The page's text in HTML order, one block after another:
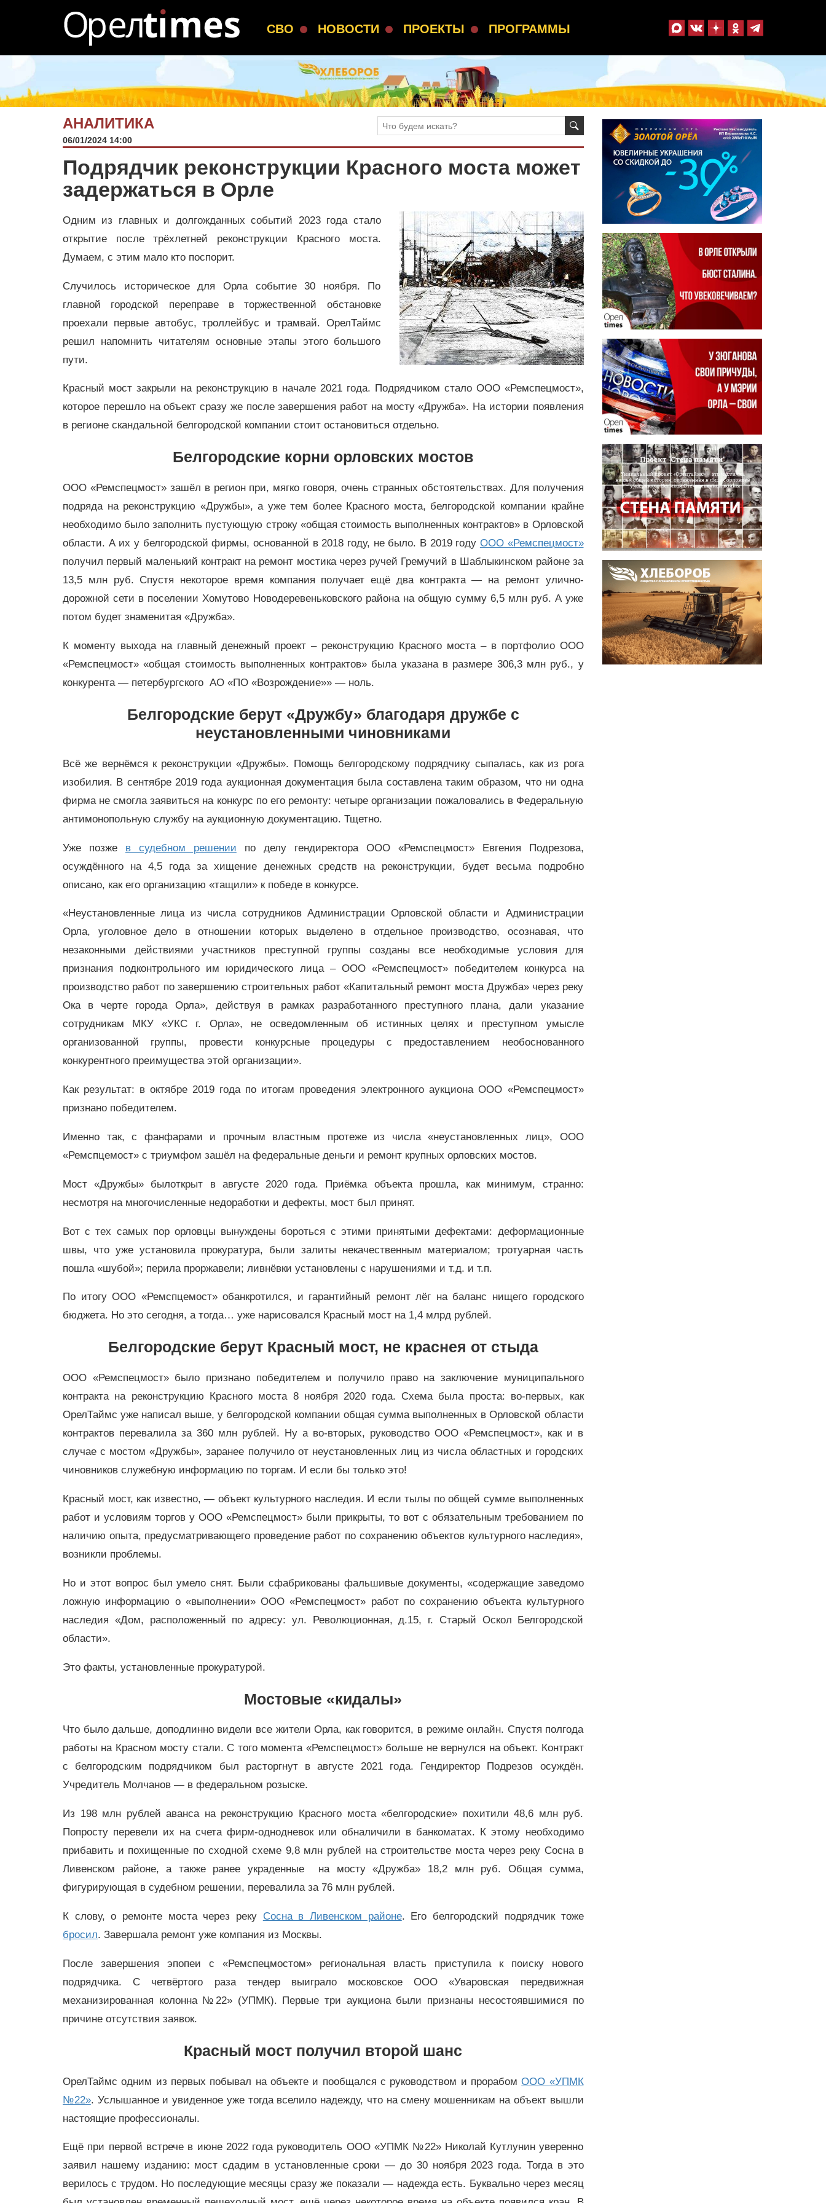
СВО НОВОСТИ ПРОЕКТЫ ПРОГРАММЫ
АНАЛИТИКА
06/01/2024 14:00
Подрядчик реконструкции Красного моста может
задержаться в Орле
Одним из главных и долгожданных событий 2023 года стало
открытие после трёхлетней реконструкции Красного моста.
Думаем, с этим мало кто поспорит.
Случилось историческое для Орла событие 30 ноября. По
главной городской переправе в торжественной обстановке
проехали первые автобус, троллейбус и трамвай. ОрелТаймс
решил напомнить читателям основные этапы этого большого
пути.
Красный мост закрыли на реконструкцию в начале 2021 года. Подрядчиком стало ООО «Ремспецмост»,
которое перешло на объект сразу же после завершения работ на мосту «Дружба». На истории появления
в регионе скандальной белгородской компании стоит остановиться отдельно.
Белгородские корни орловских мостов
ООО «Ремспецмост» зашёл в регион при, мягко говоря, очень странных обстоятельствах. Для получения
подряда на реконструкцию «Дружбы», а уже тем более Красного моста, белгородской компании крайне
необходимо было заполнить пустующую строку «общая стоимость выполненных контрактов» в Орловской
области. А их у белгородской фирмы, основанной в 2018 году, не было. В 2019 году ООО «Ремспецмост»
получил первый маленький контракт на ремонт мостика через ручей Гремучий в Шаблыкинском районе за
13,5 млн руб. Спустя некоторое время компания получает ещё два контракта — на ремонт улично-
дорожной сети в поселении Хомутово Новодеревеньковского района на общую сумму 6,5 млн руб. А уже
потом будет знаменитая «Дружба».
К моменту выхода на главный денежный проект – реконструкцию Красного моста – в портфолио ООО
«Ремспецмост» «общая стоимость выполненных контрактов» была указана в размере 306,3 млн руб., у
конкурента — петербургского АО «ПО «Возрождение»» — ноль.
Белгородские берут «Дружбу» благодаря дружбе с
неустановленными чиновниками
Всё же вернёмся к реконструкции «Дружбы». Помощь белгородскому подрядчику сыпалась, как из рога
изобилия. В сентябре 2019 года аукционная документация была составлена таким образом, что ни одна
фирма не смогла заявиться на конкурс по его ремонту: четыре организации пожаловались в Федеральную
антимонопольную службу на аукционную документацию. Тщетно.
Уже позже в судебном решении по делу гендиректора ООО «Ремспецмост» Евгения Подрезова,
осуждённого на 4,5 года за хищение денежных средств на реконструкции, будет весьма подробно
описано, как его организацию «тащили» к победе в конкурсе.
«Неустановленные лица из числа сотрудников Администрации Орловской области и Администрации
Орла, уголовное дело в отношении которых выделено в отдельное производство, осознавая, что
незаконными действиями участников преступной группы созданы все необходимые условия для
признания подконтрольного им юридического лица – ООО «Ремспецмост» победителем конкурса на
производство работ по завершению строительных работ «Капитальный ремонт моста Дружба» через реку
Ока в черте города Орла», действуя в рамках разработанного преступного плана, дали указание
сотрудникам МКУ «УКС г. Орла», не осведомленным об истинных целях и преступном умысле
организованной группы, провести конкурсные процедуры с предоставлением необоснованного
конкурентного преимущества этой организации».
Как результат: в октябре 2019 года по итогам проведения электронного аукциона ООО «Ремспецмост»
признано победителем.
Именно так, с фанфарами и прочным властным протеже из числа «неустановленных лиц», ООО
«Ремспцемост» с триумфом зашёл на федеральные деньги и ремонт крупных орловских мостов.
Мост «Дружбы» былоткрыт в августе 2020 года. Приёмка объекта прошла, как минимум, странно:
несмотря на многочисленные недоработки и дефекты, мост был принят.
Вот с тех самых пор орловцы вынуждены бороться с этими принятыми дефектами: деформационные
швы, что уже установила прокуратура, были залиты некачественным материалом; тротуарная часть
пошла «шубой»; перила проржавели; ливнёвки установлены с нарушениями и т.д. и т.п.
По итогу ООО «Ремспцемост» обанкротился, и гарантийный ремонт лёг на баланс нищего городского
бюджета. Но это сегодня, а тогда… уже нарисовался Красный мост на 1,4 млрд рублей.
Белгородские берут Красный мост, не краснея от стыда
ООО «Ремспецмост» было признано победителем и получило право на заключение муниципального
контракта на реконструкцию Красного моста 8 ноября 2020 года. Схема была проста: во-первых, как
ОрелТаймс уже написал выше, у белгородской компании общая сумма выполненных в Орловской области
контрактов перевалила за 360 млн рублей. Ну а во-вторых, руководство ООО «Ремспецмост», как и в
случае с мостом «Дружбы», заранее получило от неустановленных лиц из числа областных и городских
чиновников служебную информацию по торгам. И если бы только это!
Красный мост, как известно,— объект культурного наследия. И если тылы по общей сумме выполненных
работ и условиям торгов у ООО «Ремспецмост» были прикрыты, то вот с обязательным требованием по
наличию опыта, предусматривающего проведение работ по сохранению объектов культурного наследия»,
возникли проблемы.
Но и этот вопрос был умело снят. Были сфабрикованы фальшивые документы, «содержащие заведомо
ложную информацию о «выполнении» ООО «Ремспецмост» работ по сохранению объекта культурного
наследия «Дом, расположенный по адресу: ул. Революционная, д.15, г. Старый Оскол Белгородской
области».
Это факты, установленные прокуратурой.
Мостовые «кидалы»
Что было дальше, доподлинно видели все жители Орла, как говорится, в режиме онлайн. Спустя полгода
работы на Красном мосту стали. С того момента «Ремспецмост» больше не вернулся на объект. Контракт
с белгородским подрядчиком был расторгнут в августе 2021 года. Гендиректор Подрезов осуждён.
Учредитель Молчанов — в федеральном розыске.
Из 198 млн рублей аванса на реконструкцию Красного моста «белгородские» похитили 48,6 млн руб.
Попросту перевели их на счета фирм-однодневок или обналичили в банкоматах. К этому необходимо
прибавить и похищенные по сходной схеме 9,8 млн рублей на строительстве моста через реку Сосна в
Ливенском районе, а также ранее украденные на мосту «Дружба» 18,2 млн руб. Общая сумма,
фигурирующая в судебном решении, перевалила за 76 млн рублей.
К слову, о ремонте моста через реку Сосна в Ливенском районе. Его белгородский подрядчик тоже
бросил. Завершала ремонт уже компания из Москвы.
После завершения эпопеи с «Ремспецмостом» региональная власть приступила к поиску нового
подрядчика. С четвёртого раза тендер выиграло московское ООО «Уваровская передвижная
механизированная колонна №22» (УПМК). Первые три аукциона были признаны несостоявшимися по
причине отсутствия заявок.
Красный мост получил второй шанс
ОрелТаймс одним из первых побывал на объекте и пообщался с руководством и прорабомООО «УПМК
№22». Услышанное и увиденное уже тогда вселило надежду, что на смену мошенникам на объект вышли
настоящие профессионалы.
Ещё при первой встрече в июне 2022 года руководитель ООО «УПМК №22» Николай Кутлунин уверенно
заявил нашему изданию: мост сдадим в установленные сроки— до 30 ноября 2023 года. Тогда в это
верилось с трудом. Но последующие месяцы сразу же показали— надежда есть. Буквально через месяц